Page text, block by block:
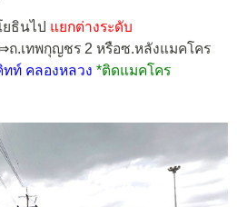
ยธินไป แยกต่างระดับ
ถ.เทพกุญชร 2 หรือซ.หลังแมคโคร
ทท์ คลองหลวง *ติดแมคโคร